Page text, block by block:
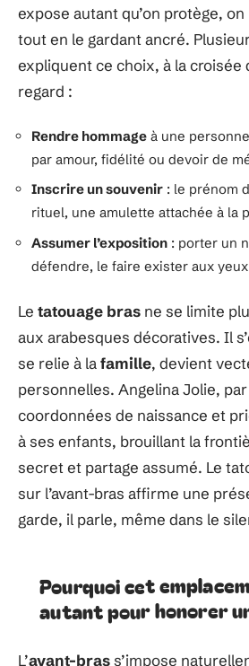
expose autant qu’on protège,
tout en le gardant ancré.
expliquent ce choix, à la
regard :
Rendre hommage à une
par amour, fidélité ou devoir de
Inscrire un souvenir : le prénom
rituel, une amulette attachée à la
Assumer l’exposition : porter un
défendre, le faire exister aux
Le tatouage bras ne se limite
aux arabesques décoratives. Il
se relie à lafamille, devient
personnelles. Angelina Jolie,
coordonnées de naissance et
à ses enfants, brouillant la
secret et partage assumé. Le
sur l’avant-bras affirme une
garde, il parle, même dans le
Pourquoi cet
autant pour honorer
L’avant-brass’impose